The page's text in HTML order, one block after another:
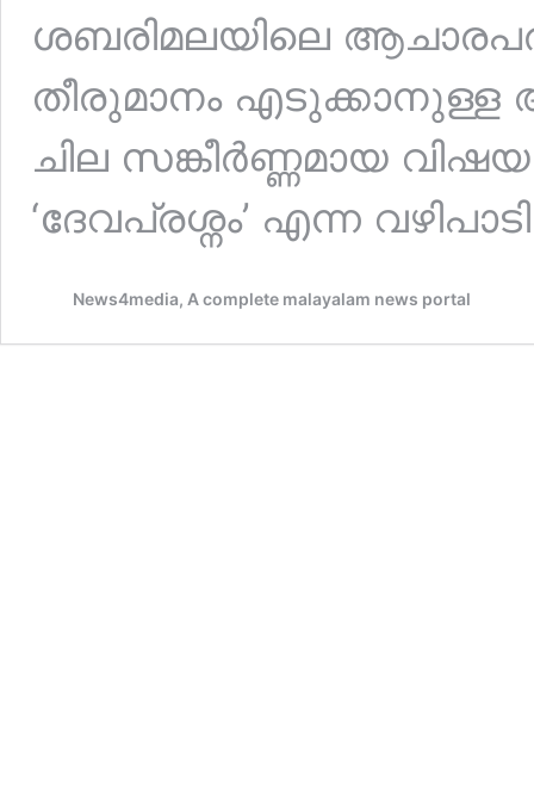
ശബരിമലയിലെ
തീരുമാനം എടുക്കാനുള്ള
ചില സങ്കീർണ്ണമായ
‘ദേവപ്രശ്നം’ എന്ന
News4media, A complete malayalam news portal